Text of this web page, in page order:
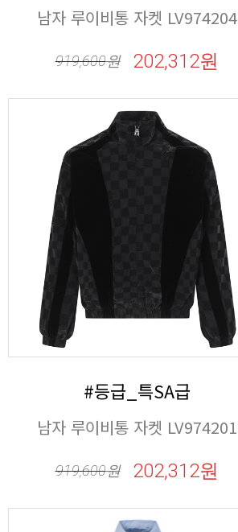
남자 루이비통 자켓 LV974204
919,600원 202,312원
#등급_특SA급
남자 루이비통 자켓 LV974201
919,600원 202,312원